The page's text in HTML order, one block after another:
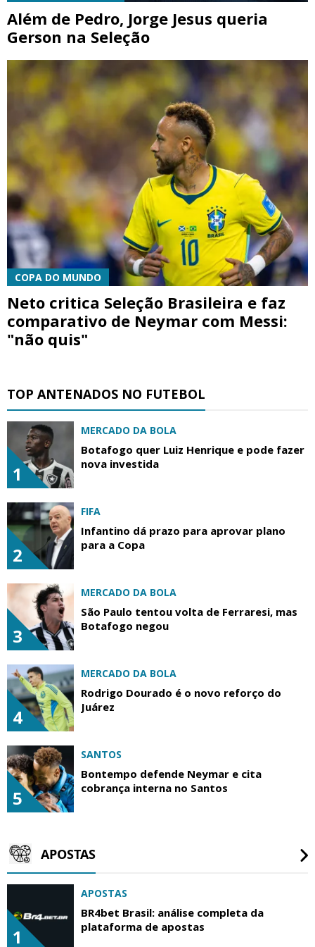
Além de Pedro, Jorge Jesus queria
Gerson na Seleção
COPA DO MUNDO
Neto critica Seleção Brasileira e faz
comparativo de Neymar com Messi:
"não quis"
TOP ANTENADOS NO FUTEBOL
1
MERCADO DA BOLA
Botafogo quer Luiz Henrique e pode fazer
nova investida
2
FIFA
Infantino dá prazo para aprovar plano
para a Copa
3
MERCADO DA BOLA
São Paulo tentou volta de Ferraresi, mas
Botafogo negou
4
MERCADO DA BOLA
Rodrigo Dourado é o novo reforço do
Juárez
5
SANTOS
Bontempo defende Neymar e cita
cobrança interna no Santos
APOSTAS
1
APOSTAS
BR4bet Brasil: análise completa da
plataforma de apostas